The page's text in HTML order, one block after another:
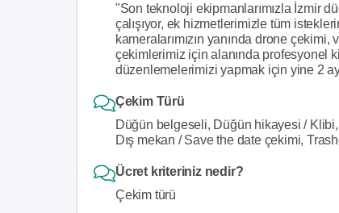
"Son teknoloji ekipmanlarımızla İzmir
çalışıyor, ek hizmetlerimizle tüm
kameralarımızın yanında drone
çekimlerimiz için alanında profesyonel
düzenlemelerimizi yapmak için yine 2
Çekim Türü
Düğün belgeseli, Düğün hikayesi /
Dış mekan / Save the date çekimi,
Ücret kriteriniz nedir?
Çekim türü